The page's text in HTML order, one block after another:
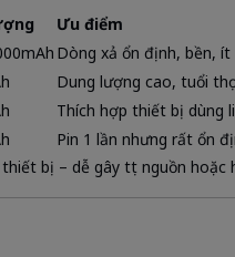
Ưu điểm
Dòng xả ổn định, bền, ít
Dung lượng cao, tuổi
Thích hợp thiết bị dùng
Pin 1 lần nhưng rất ổn
bị – dễ gây tụt nguồn hoặc